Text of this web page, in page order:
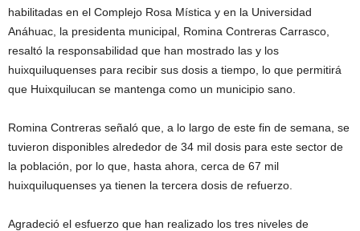
habilitadas en el Complejo Rosa Mística y en la Universidad
Anáhuac, la presidenta municipal, Romina Contreras Carrasco,
resaltó la responsabilidad que han mostrado las y los
huixquiluquenses para recibir sus dosis a tiempo, lo que permitirá
que Huixquilucan se mantenga como un municipio sano.
Romina Contreras señaló que, a lo largo de este fin de semana, se
tuvieron disponibles alrededor de 34 mil dosis para este sector de
la población, por lo que, hasta ahora, cerca de 67 mil
huixquiluquenses ya tienen la tercera dosis de refuerzo.
Agradeció el esfuerzo que han realizado los tres niveles de